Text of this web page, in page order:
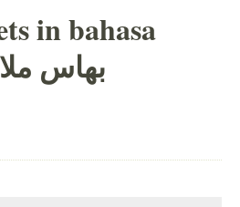
in bahasa